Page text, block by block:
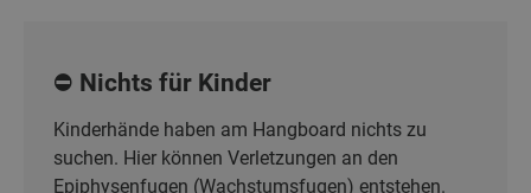
⛔ Nichts für Kinder
Kinderhände haben am Hangboard nichts zu
suchen. Hier können Verletzungen an den
Epiphysenfugen (Wachstumsfugen) entstehen.